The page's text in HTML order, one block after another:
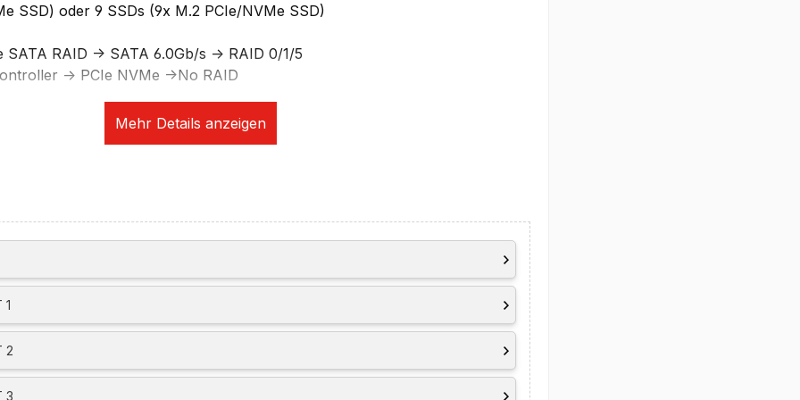
SSD) oder 9 SSDs (9x M.2 PCIe/NVMe SSD)
SATA RAID -> SATA 6.0Gb/s -> RAID 0/1/5
-> PCIe NVMe ->No RAID
10GbE - Intel Ethernet Connection I219-LM and Marvell AQtion AQC-
Wake-on-LAN
Autosensing, 80 PLUS PLATINUM)
1
2
3